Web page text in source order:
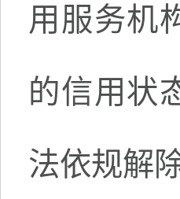
用服务机
的信用状
法依规解